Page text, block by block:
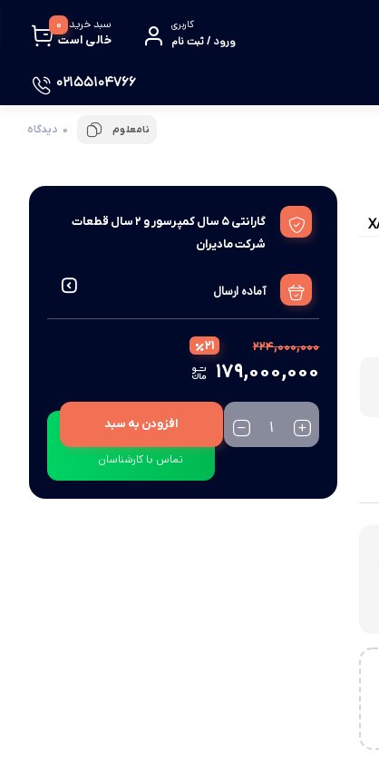
کاربری
ورود / ثبت نام
سبد خرید
خالی است
0
02155104766
نامعلوم 0 دیدگاه
گارانتی 5 سال کمپرسور و 2 سال قطعات
شرکت مادیران
آماده ارسال
۲۲۴,۰۰۰,۰۰۰
۱۷۹,۰۰۰,۰۰۰
۲۱
افزودن به سبد
ارتباط با فروش
تماس با کارشناسان